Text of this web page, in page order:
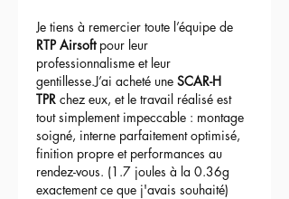
Je tiens à remercier toute l’équipe de
RTP Airsoft pour leur
professionnalisme et leur
gentillesse.J’ai acheté une SCAR-H
TPR chez eux, et le travail réalisé est
tout simplement impeccable : montage
soigné, interne parfaitement optimisé,
finition propre et performances au
rendez-vous. (1.7 joules à la 0.36g
exactement ce que j'avais souhaité)